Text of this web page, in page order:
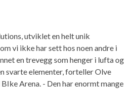
utviklet en helt unik
vi ikke har sett hos noen andre i
en trevegg som henger i lufta og
svarte elementer, forteller Olve
Arena. - Den har enormt mange